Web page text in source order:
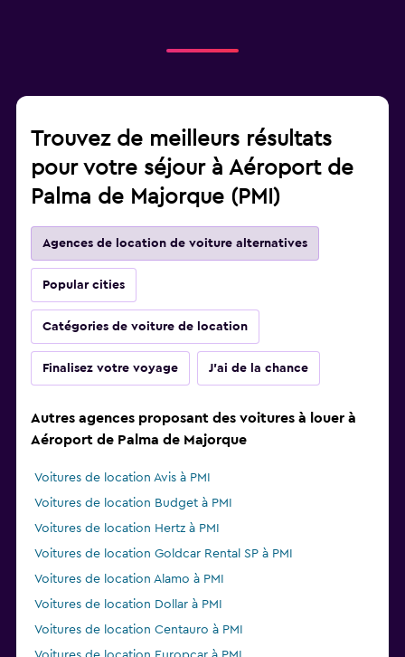
Trouvez de meilleurs résultats
pour votre séjour à Aéroport de
Palma de Majorque (PMI)
Agences de location de voiture alternatives
Popular cities
Catégories de voiture de location
Finalisez votre voyage J'ai de la chance
Autres agences proposant des voitures à louer à
Aéroport de Palma de Majorque
Voitures de location Avis à PMI
Voitures de location Budget à PMI
Voitures de location Hertz à PMI
Voitures de location Goldcar Rental SP à PMI
Voitures de location Alamo à PMI
Voitures de location Dollar à PMI
Voitures de location Centauro à PMI